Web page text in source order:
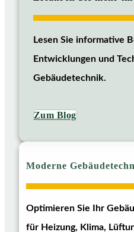
Lesen Sie informative
Entwicklungen und
Gebäudetechnik.
Zum Blog
Moderne
Optimieren Sie Ihr
für Heizung, Klima,